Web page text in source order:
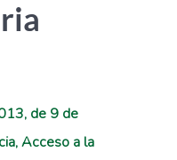
de 9 de
Acceso a la